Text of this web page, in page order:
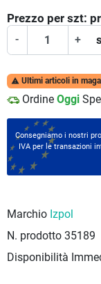
Prezzo per szt:
- +
 Ultimi articoli in
Ordine Oggi
Consegniamo i nostri
IVA per le transazioni
Marchio Izpol
N. prodotto 35189
Disponibilità